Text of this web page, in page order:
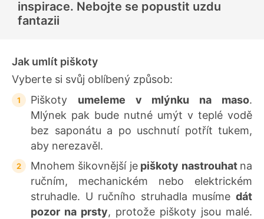
c
e
n
inspirace. Nebojte se popustit uzdu
fantazii
Jak umlít piškoty
Vyberte si svůj oblíbený způsob:
Piškoty umeleme v mlýnku na maso.
Mlýnek pak bude nutné umýt v teplé vodě
bez saponátu a po uschnutí potřít tukem,
aby nerezavěl.
Mnohem šikovnější jepiškoty nastrouhat na
ručním, mechanickém nebo elektrickém
struhadle. U ručního struhadla musíme dát
pozor na prsty, protože piškoty jsou malé.